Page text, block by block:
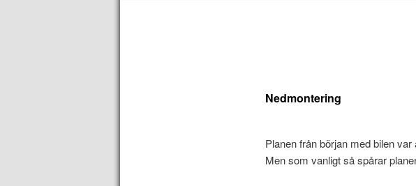
Nedmontering
Planen från början med bilen
Men som vanligt så spårar